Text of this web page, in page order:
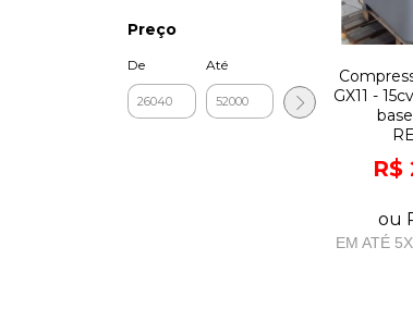
Preço
De Até
GX11 -
R$
ou
EM ATÉ 5